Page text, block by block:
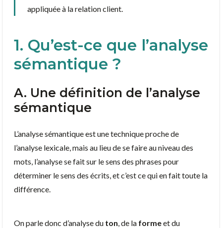
appliquée à la relation client.
1. Qu’est-ce que l’analyse
sémantique ?
A. Une définition de l’analyse
sémantique
L’analyse sémantique est une technique proche de
l’analyse lexicale, mais au lieu de se faire au niveau des
mots, l’analyse se fait sur le sens des phrases pour
déterminer le sens des écrits, et c’est ce qui en fait toute la
différence.
On parle donc d’analyse du ton , de la formeet du